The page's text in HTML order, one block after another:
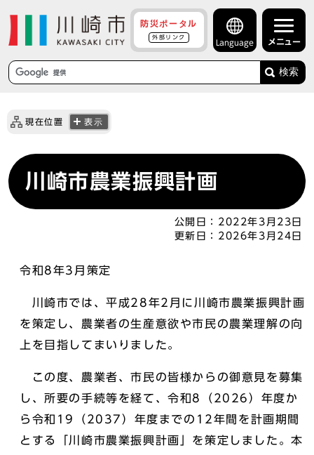
防災ポータル
外部リンク
Language メニュー
検索
現在位置 表示
川崎市農業振興計画
公開日： 2022年3月23日
更新日： 2026年3月24日
令和8年3月策定
川崎市では、平成28年2月に川崎市農業振興計画
を策定し、農業者の生産意欲や市民の農業理解の向
上を目指してまいりました。
この度、農業者、市民の皆様からの御意見を募集
し、所要の手続等を経て、令和8（2026）年度か
ら令和19（2037）年度までの12年間を計画期間
とする「川崎市農業振興計画」を策定しました。本